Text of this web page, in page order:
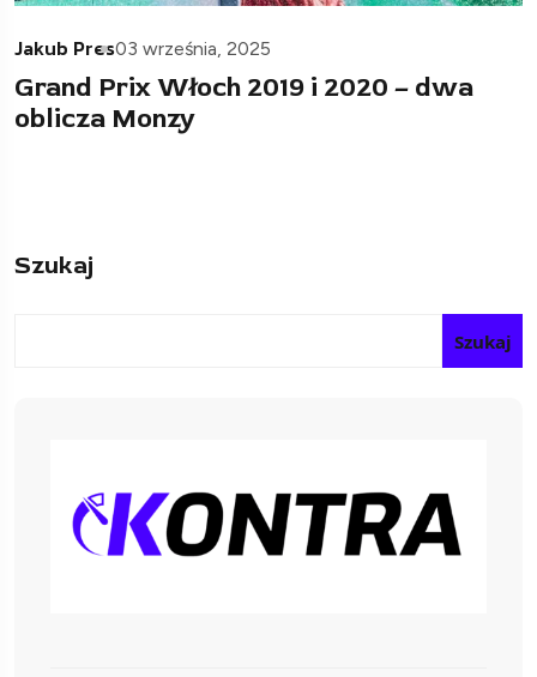
Jakub Pres03 września, 2025
Grand Prix Włoch 2019 i 2020 – dwa
oblicza Monzy
Szukaj
Szukaj